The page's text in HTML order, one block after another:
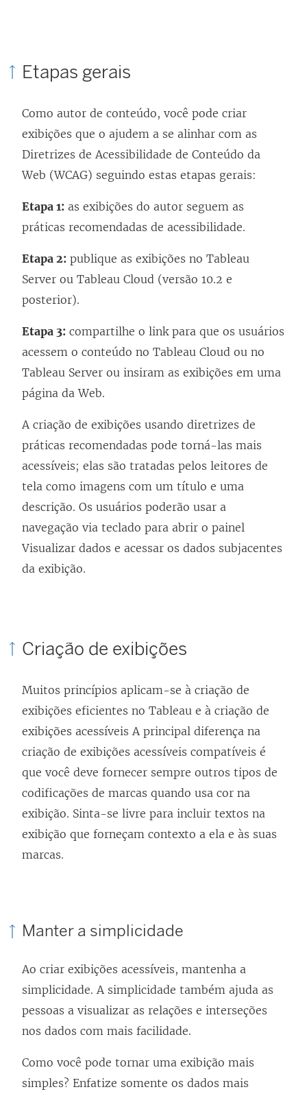
Etapas gerais
Como autor de conteúdo, você pode criar
exibições que o ajudem a se alinhar com as
Diretrizes de Acessibilidade de Conteúdo da
Web (WCAG) seguindo estas etapas gerais:
Etapa 1: as exibições do autor seguem as
práticas recomendadas de acessibilidade.
Etapa 2: publique as exibições no Tableau
Server ou Tableau Cloud (versão 10.2 e
posterior).
Etapa 3: compartilhe o link para que os usuários
acessem o conteúdo no Tableau Cloud ou no
Tableau Server ou insiram as exibições em uma
página da Web.
A criação de exibições usando diretrizes de
práticas recomendadas pode torná-las mais
acessíveis; elas são tratadas pelos leitores de
tela como imagens com um título e uma
descrição. Os usuários poderão usar a
navegação via teclado para abrir o painel
Visualizar dados e acessar os dados subjacentes
da exibição.
Criação de exibições
Muitos princípios aplicam-se à criação de
exibições eficientes no Tableau e à criação de
exibições acessíveis A principal diferença na
criação de exibições acessíveis compatíveis é
que você deve fornecer sempre outros tipos de
codificações de marcas quando usa cor na
exibição. Sinta-se livre para incluir textos na
exibição que forneçam contexto a ela e às suas
marcas.
Manter a simplicidade
Ao criar exibições acessíveis, mantenha a
simplicidade. A simplicidade também ajuda as
pessoas a visualizar as relações e interseções
nos dados com mais facilidade.
Como você pode tornar uma exibição mais
simples? Enfatize somente os dados mais